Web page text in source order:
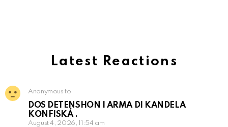
Latest Reactions
Anonymous to
DOS DETENSHON I ARMA DI KANDELA
KONFISKÁ .
August 4, 2026, 11:54 am